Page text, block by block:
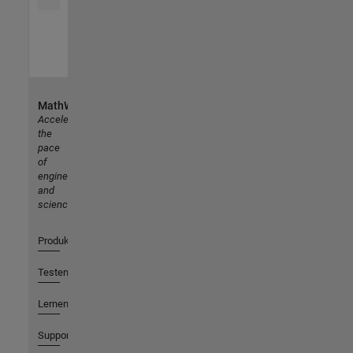
MathWorks
Accelerating
the
pace
of
engineering
and
science
Produkte
Testen oder Kaufen
Lernen
Support